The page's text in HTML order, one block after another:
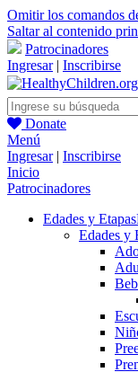
Omitir los comandos
Saltar al contenido
Patrocinadores
Ingresar| Inscribirse
Donate
Menú
Ingresar| Inscribirse
Inicio
Patrocinadores
Edades y Etapas
Edades y